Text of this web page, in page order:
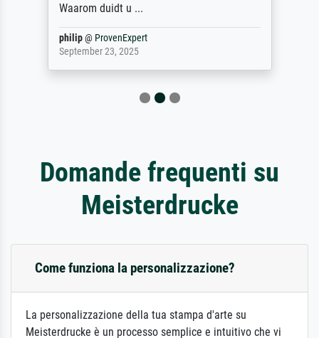
Waarom duidt u ...
philip@ ProvenExpert
September 23, 2025
Domande frequenti su
Meisterdrucke
Come funziona la personalizzazione?
La personalizzazione della tua stampa d'arte su
Meisterdrucke è un processo semplice e intuitivo che vi